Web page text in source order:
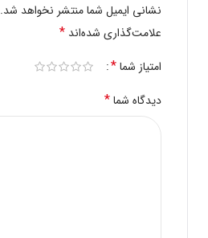
نشانی ایمیل شما منتشر نخواهد شد.
علامت‌گذاری شده‌اند *
امتیاز شما*
دیدگاه شما*